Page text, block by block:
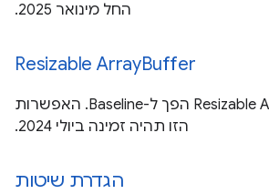
החל מינואר 2025.
Resizable ArrayBuffer
Resizable ArrayBuffer הפך ל-Baseline. האפשרות
הזו תהיה זמינה ביולי 2024.
הגדרת שיטות